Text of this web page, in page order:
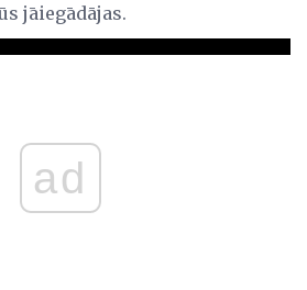
jāiegādājas.
ad